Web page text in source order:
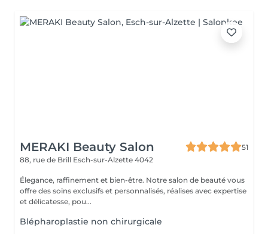
MERAKI Beauty Salon
51
88, rue de Brill Esch-sur-Alzette 4042
Élegance, raffinement et bien-être. Notre salon de beauté vous
offre des soins exclusifs et personnalisés, réalises avec expertise
et délicatesse, pou...
Blépharoplastie non chirurgicale